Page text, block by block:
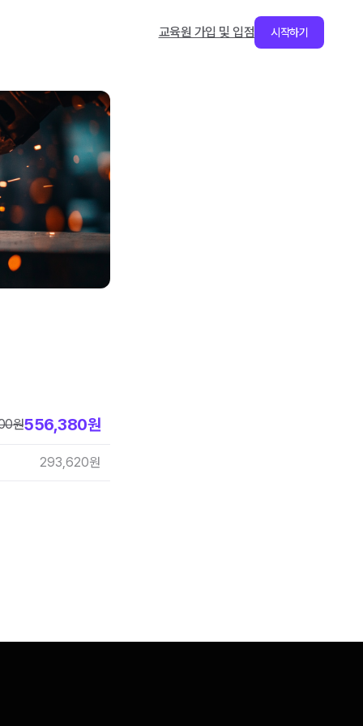
교육원 가입 및 입점 시작하기
원556,380원
293,620원